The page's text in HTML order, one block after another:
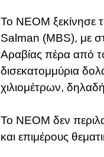
Το NEOM
Salman (MBS), με
Αραβίας πέρα από
δισεκατομμύρια
χιλιομέτρων,
Το NEOM δεν
και επιμέρους